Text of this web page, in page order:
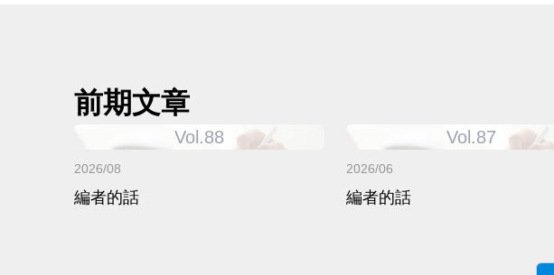
前期文章
Vol.88
2026/08
編者的話
Vol.87
2026/06
編者的話